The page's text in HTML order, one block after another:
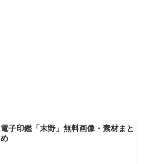
電子印鑑「末野」無料画像・素材まと
め